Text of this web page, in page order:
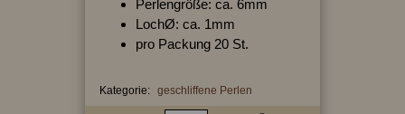
Perlengröße: ca. 6mm
LochØ: ca. 1mm
pro Packung 20 St.
Kategorie: geschliffene Perlen